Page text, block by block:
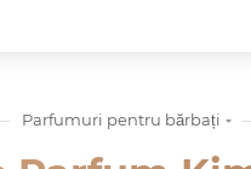
Parfumuri pentru bărbați